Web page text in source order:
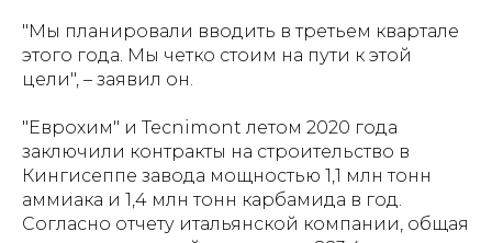
"Мы планировали вводить в третьем квартале
этого года. Мы четко стоим на пути к этой
цели", – заявил он.
"Еврохим" и Tecnimont летом 2020 года
заключили контракты на строительство в
Кингисеппе завода мощностью 1,1 млн тонн
аммиака и 1,4 млн тонн карбамида в год.
Согласно отчету итальянской компании, общая